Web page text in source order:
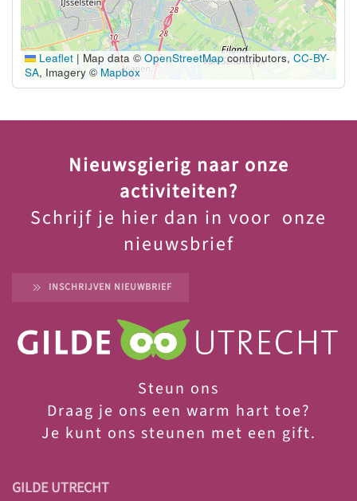
Leaflet | Map data © OpenStreetMapcontributors, CC-BY-
SA, Imagery © Mapbox
Nieuwsgierig naar onze
activiteiten?
Schrijf je hier dan in voor onze
nieuwsbrief
INSCHRIJVEN NIEUWBRIEF
Steun ons
Draag je ons een warm hart toe?
Je kunt ons steunen met een gift.
GILDE UTRECHT